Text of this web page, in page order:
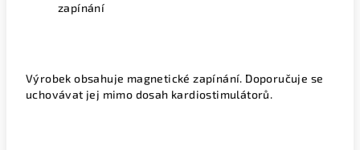
zapínání
Výrobek obsahuje magnetické zapínání. Doporučuje se
uchovávat jej mimo dosah kardiostimulátorů.